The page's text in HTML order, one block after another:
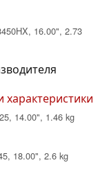
16.00", 2.73
14.00", 1.46 kg
18.00", 2.6 kg